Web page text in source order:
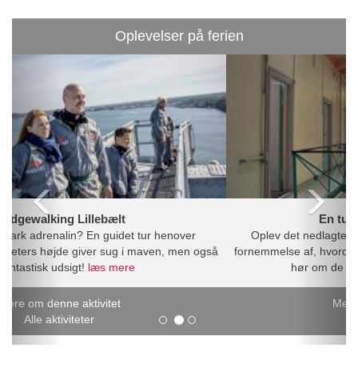
Oplevelser på ferien
En tur i Fængslet, Horsens
Oplev det nedlagte Horsens Statsfængsel indefra. Få en
fornemmelse af, hvordan det var at være indsat - og ansat - og
hør om de spektakulære flug...
Mere om denne aktivitet
Alle aktiviteter
Next